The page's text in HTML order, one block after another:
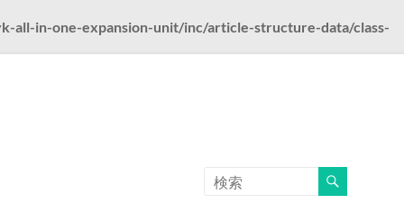
all-in-one-expansion-unit/inc/article-structure-data/class-